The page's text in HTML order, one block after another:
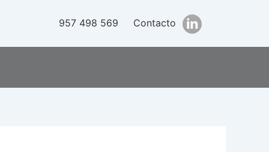
957 498 569 Contacto